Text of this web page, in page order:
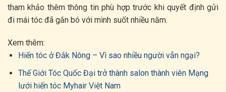
tham khảo thêm thông tin phù hợp trước khi quyết định gửi
đi mái tóc đã gắn bó với mình suốt nhiều năm.
Xem thêm:
Hiến tóc ở Đắk Nông – Vì sao nhiều người vẫn ngại?
Thế Giới Tóc Quốc Đại trở thành salon thành viên Mạng
lưới hiến tóc Myhair Việt Nam